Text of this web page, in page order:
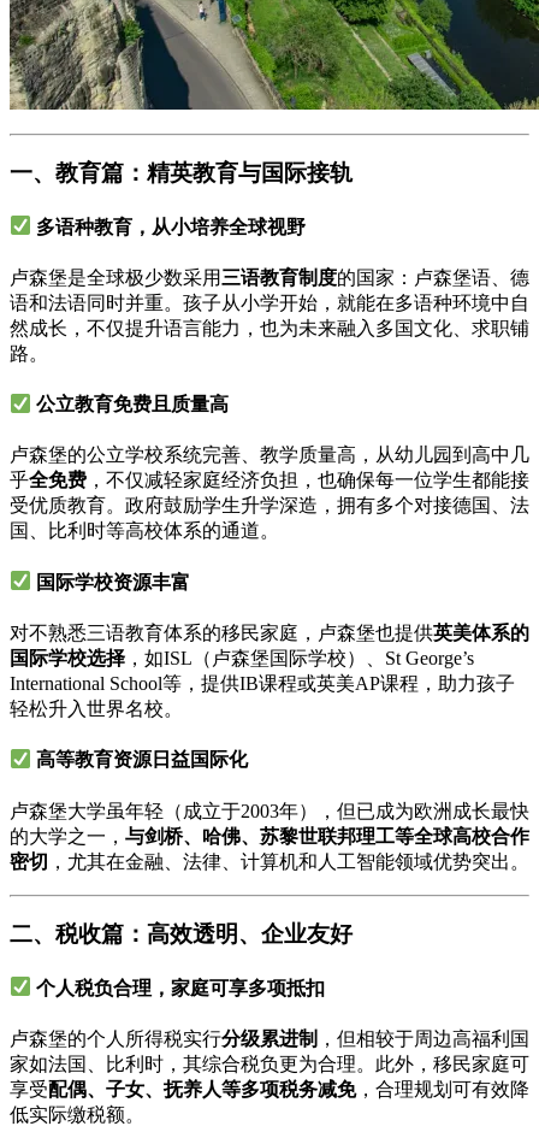
一、教育篇：精英教育与国际接轨
多语种教育，从小培养全球视野
卢森堡是全球极少数采用 三语教育制度的国家：卢森堡语、德
语和法语同时并重。孩子从小学开始，就能在多语种环境中自
然成长，不仅提升语言能力，也为未来融入多国文化、求职铺
路。
公立教育免费且质量高
卢森堡的公立学校系统完善、教学质量高，从幼儿园到高中几
乎全免费 ，不仅减轻家庭经济负担，也确保每一位学生都能接
受优质教育。政府鼓励学生升学深造，拥有多个对接德国、法
国、比利时等高校体系的通道。
国际学校资源丰富
对不熟悉三语教育体系的移民家庭，卢森堡也提供英美体系的
国际学校选择 ，如ISL（卢森堡国际学校）、St George’s
International School等，提供IB课程或英美AP课程，助力孩子
轻松升入世界名校。
高等教育资源日益国际化
卢森堡大学虽年轻（成立于2003年），但已成为欧洲成长最快
的大学之一， 与剑桥、哈佛、苏黎世联邦理工等全球高校合作
密切 ，尤其在金融、法律、计算机和人工智能领域优势突出。
二、税收篇：高效透明、企业友好
个人税负合理，家庭可享多项抵扣
卢森堡的个人所得税实行分级累进制 ，但相较于周边高福利国
家如法国、比利时，其综合税负更为合理。此外，移民家庭可
享受配偶、子女、抚养人等多项税务减免，合理规划可有效降
低实际缴税额。